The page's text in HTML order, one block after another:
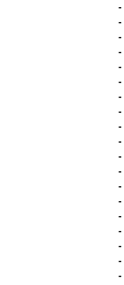
-
-
-
-
-
-
-
-
-
-
-
-
-
-
-
-
-
-
-